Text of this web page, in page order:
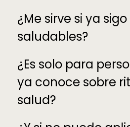
¿Me sirve si ya
saludables?
¿Es solo para
ya conoce sobre
salud?